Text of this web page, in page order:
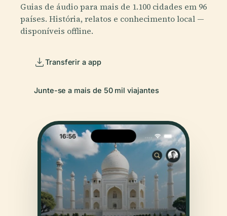
Guias de áudio para mais de 1.100 cidades em 96
países. História, relatos e conhecimento local —
disponíveis offline.
Transferir a app
Junte-se a mais de 50 mil viajantes